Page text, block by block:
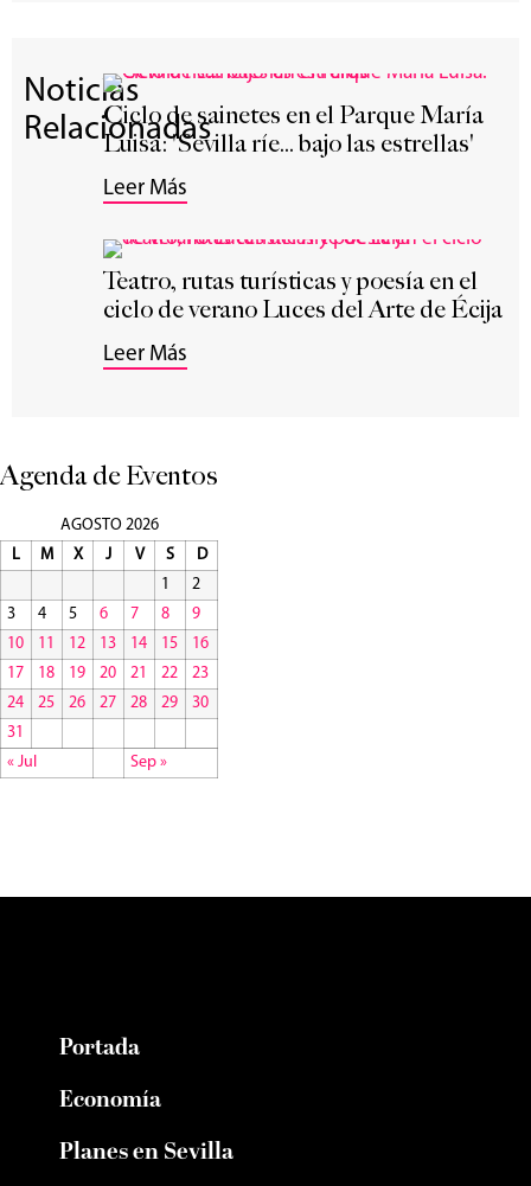
Noticias
Relacionadas
Ciclo de sainetes en el Parque María
Luisa: 'Sevilla ríe... bajo las estrellas'
Leer Más
Teatro, rutas turísticas y poesía en el
ciclo de verano Luces del Arte de Écija
Leer Más
Agenda de Eventos
AGOSTO 2026
L
M X J V S
D
1
2
3
4 5 6 7 8
9
10
11 12 13 14 15
16
17
18 19 20 21 22
23
24
25 26 27 28 29
30
31
« Jul
Sep »
Portada
Economía
Planes en Sevilla